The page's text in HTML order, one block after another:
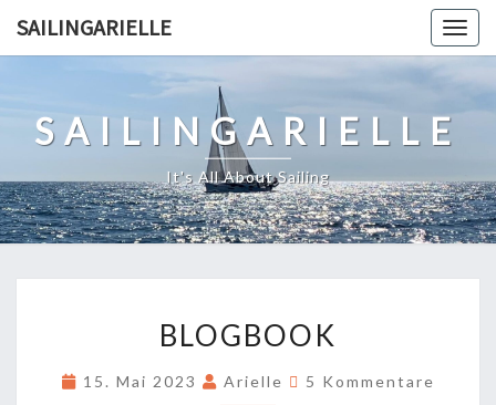
SAILINGARIELLE
SAILINGARIELLE
It's All About Sailing
BLOGBOOK
15. Mai 2023 Arielle 5 Kommentare